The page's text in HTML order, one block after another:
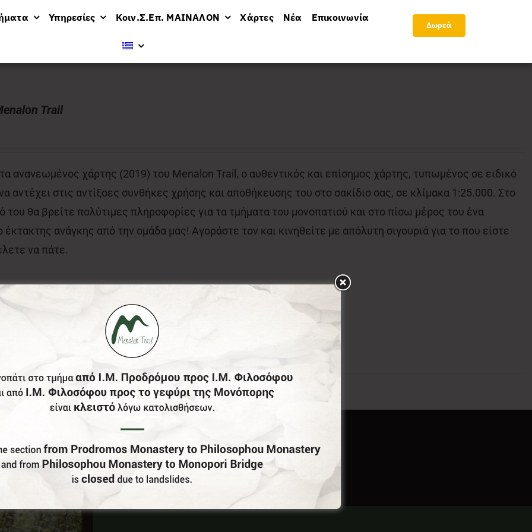
Υπηρεσίες Κοιν.Σ.Επ. ΜΑΙΝΑΛΟΝ Χάρτες Νέα Επικοινωνία
Δωρεά
Trail
ανανεωμένος χάρτης (2019) του Menalon Trail, ο αυθεντικός και επίσημος χάρτης, τυπωμένος σε ειδικό
αντέχει στις αντίξοες συνθήκες χρήσης και αποθήκευσης του στο σακίδιο σας, σε κλίμακα 1:25.000. Στο
του θα βρείτε πολύτιμες πληροφορίες για τα τμήματα του μονοπατιού και στο πίσω μέρος του ένα
ανάγκης από την ομάδα μας! Αγοράστε τον και κινηθείτε με απόλυτη σιγουριά για το που είστε
να πάτε.
Έχεις Επιχείρηση Στο Δήμο Γορτυνίας;
Γίνε Συνεργάτης Μας